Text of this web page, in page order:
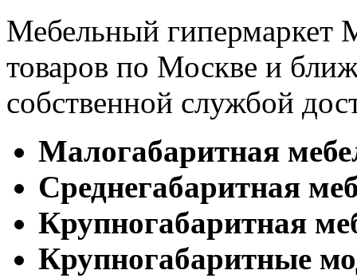
Мебельный гипермаркет
товаров по Москве и
собственной службой
Малогабаритная
Cреднегабаритная
Крупногабаритная
Крупногабаритные